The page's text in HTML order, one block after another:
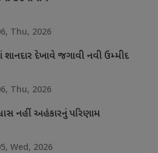
Thu, 2026
શાનદાર દેખાવે જગાવી નવી ઉમ્મીદ
Thu, 2026
નહીં અહંકારનું પરિણામ
Wed, 2026